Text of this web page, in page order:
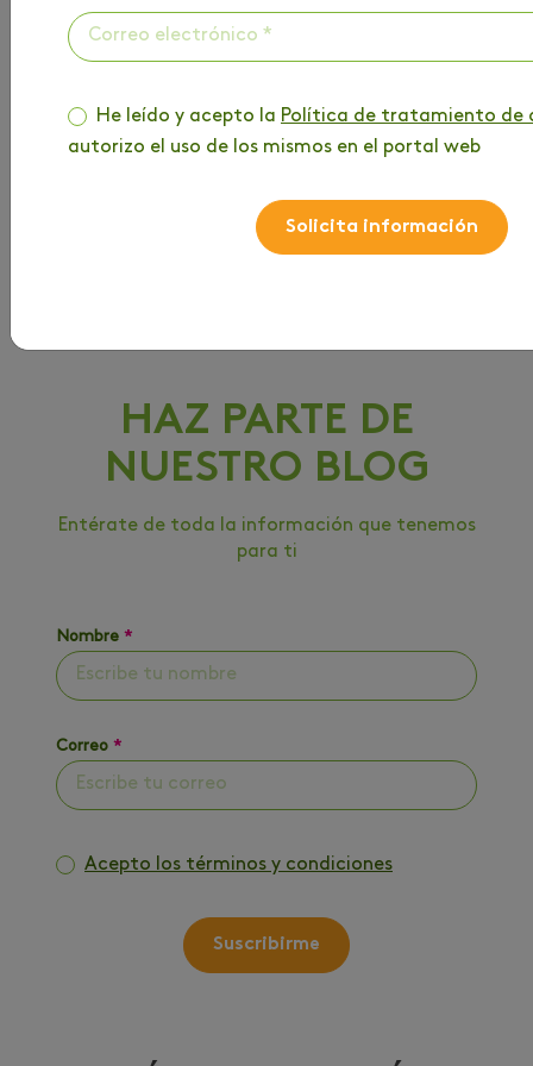
HAZ PARTE DE
NUESTRO BLOG
Entérate de toda la información que tenemos
para ti
Nombre *
Correo *
Acepto los términos y condiciones
Suscribirme
He leído y acepto la Política de tratamiento de
autorizo el uso de los mismos en el portal web
Solicita información